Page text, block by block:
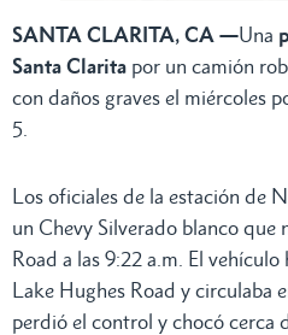
SANTA CLARITA, CA —Una
Santa Clarita por un camión
con daños graves el miércoles
5.
Los oficiales de la estación de
un Chevy Silverado blanco que
Road a las 9:22 a.m. El
Lake Hughes Road y circulaba
perdió el control y chocó cerca